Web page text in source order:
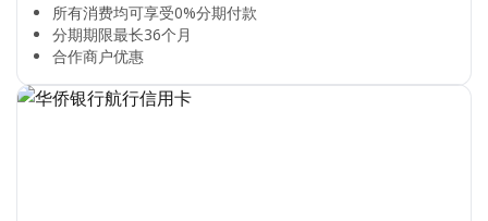
所有消费均可享受0%分期付款​
分期期限最长36个月​
合作商户优惠​